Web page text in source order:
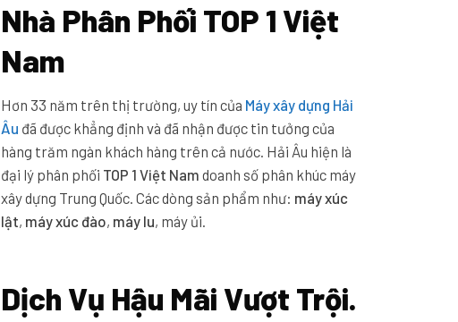
Nhà Phân Phối TOP 1 Việt
Nam
Hơn 33 năm trên thị trường, uy tín của Máy xây dựng Hải
Âu đã được khẳng định và đã nhận được tin tưởng của
hàng trăm ngàn khách hàng trên cả nước. Hải Âu hiện là
đại lý phân phối TOP 1 Việt Nam doanh số phân khúc máy
xây dựng Trung Quốc. Các dòng sản phẩm như: máy xúc
lật, máy xúc đào, máy lu, máy ủi.
Dịch Vụ Hậu Mãi Vượt Trội.